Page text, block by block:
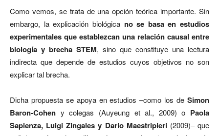
Como vemos, se trata de una opción teórica importante. Sin
embargo, la explicación biológicano se basa en estudios
experimentales que establezcan una relación causal entre
biología y brecha STEM, sino que constituye una lectura
indirecta que depende de estudios cuyos objetivos no son
explicar tal brecha.
Dicha propuesta se apoya en estudios –como los de Simon
Baron-Cohen y colegas (Auyeung et al., 2009) o Paola
Sapienza, Luigi Zingales y Dario Maestripieri(2009)– que